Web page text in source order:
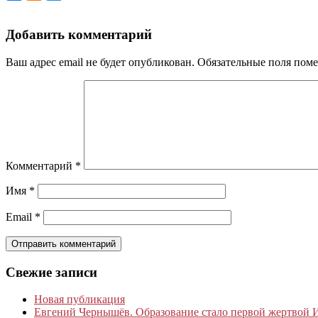
Добавить комментарий
Ваш адрес email не будет опубликован. Обязательные поля
Комментарий *
Имя *
Email *
Свежие записи
Новая публикация
Евгений Чернышёв. Образование стало первой